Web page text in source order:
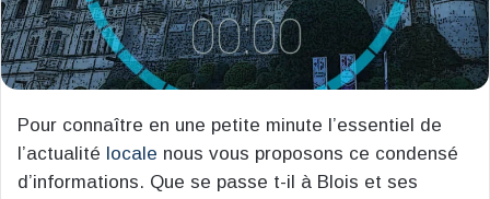
Pour connaître en une petite minute l’essentiel de
l’actualité locale nous vous proposons ce condensé
d’informations. Que se passe t-il à Blois et ses